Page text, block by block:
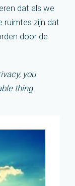
dat als we
ruimtes zijn dat
door de
you
thing.